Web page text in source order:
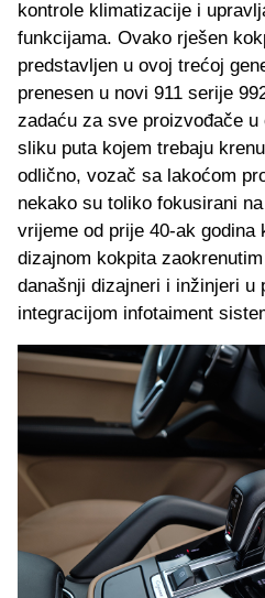
kontrole klimatizacije i
funkcijama. Ovako rješen
predstavljen u ovoj trećoj
prenesen u novi 911 serije
zadaću za sve proizvođače
sliku puta kojem trebaju
odlično, vozač sa lakoćom
nekako su toliko fokusirani
vrijeme od prije 40-ak godina
dizajnom kokpita
današnji dizajneri i inžinjeri u
integracijom infotaiment